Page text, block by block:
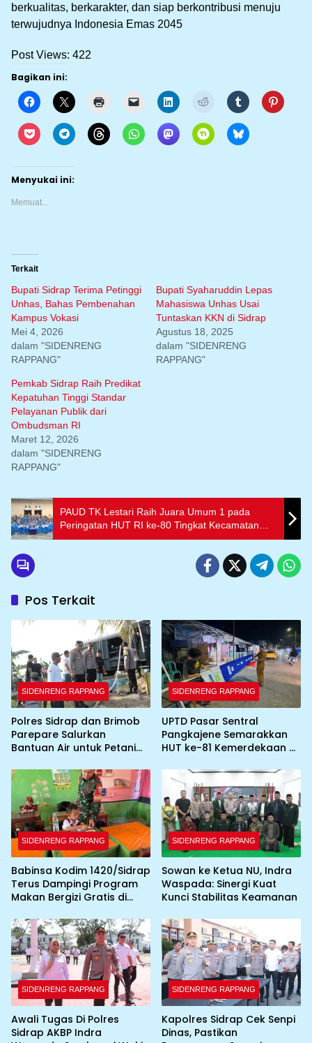
berkualitas, berkarakter, dan siap berkontribusi menuju
terwujudnya Indonesia Emas 2045
Post Views: 422
Bagikan ini:
Menyukai ini:
Memuat...
Terkait
Bupati Sidrap Terima Petinggi
Unhas, Bahas Pembenahan
Kampus Vokasi
Mei 4, 2026
dalam "SIDENRENG
RAPPANG"
Bupati Syaharuddin Lepas
Mahasiswa Unhas Usai
Tuntaskan KKN di Sidrap
Agustus 18, 2025
dalam "SIDENRENG
RAPPANG"
Pemkab Sidrap Raih Predikat
Kepatuhan Tinggi Standar
Pelayanan Publik dari
Ombudsman RI
Maret 12, 2026
dalam "SIDENRENG
RAPPANG"
PAUD TK Lestari Raih Juara Umum 1 pada
Peringatan HUT RI ke-80 Tingkat Kecamatan
Watang Pulu
Pos Terkait
SIDENRENG RAPPANG
Polres Sidrap dan Brimob
Parepare Salurkan
Bantuan Air untuk Petani
SIDENRENG RAPPANG
UPTD Pasar Sentral
Pangkajene Semarakkan
HUT ke-81 Kemerdekaan RI
Umbul-Umbul dan
Dekorasi Merah Putih
SIDENRENG RAPPANG
Babinsa Kodim 1420/Sidrap
Terus Dampingi Program
Makan Bergizi Gratis di
SIDENRENG RAPPANG
Sowan ke Ketua NU, Indra
Waspada: Sinergi Kuat
Kunci Stabilitas Keamanan
SIDENRENG RAPPANG
Awali Tugas Di Polres
Sidrap AKBP Indra
SIDENRENG RAPPANG
Kapolres Sidrap Cek Senpi
Dinas, Pastikan